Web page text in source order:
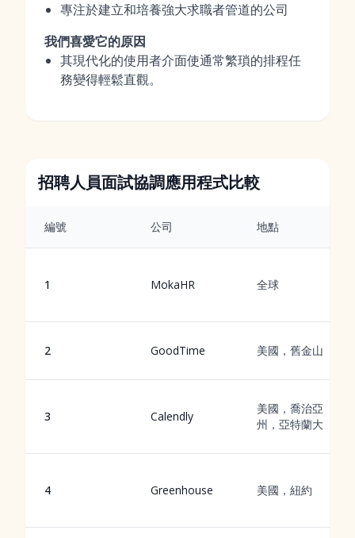
專注於建立和培養強大求職者管道的公司
我們喜愛它的原因
其現代化的使用者介面使通常繁瑣的排程任
務變得輕鬆直觀。
招聘人員面試協調應用程式比較
編號 公司 地點
1 MokaHR 全球
2 GoodTime 美國，舊金山
3 Calendly
美國，喬治亞
州，亞特蘭大
4 Greenhouse 美國，紐約